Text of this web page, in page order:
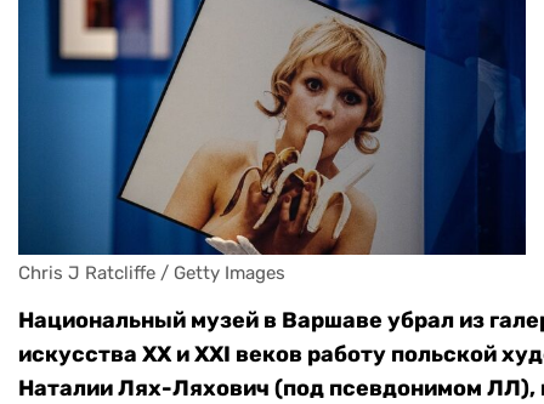
Chris J Ratcliffe / Getty Images
Национальный музей в Варшаве убрал из
искусства XX и XXI веков работу польской
Наталии Лях-Ляхович (под псевдонимом ЛЛ),